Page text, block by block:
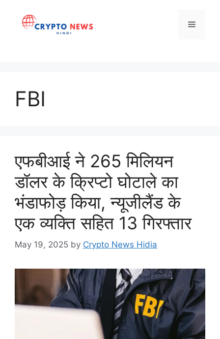
content
Menu
FBI
एफबीआई ने 265 मिलियन
डॉलर के क्रिप्टो घोटाले का
भंडाफोड़ किया, न्यूजीलैंड के
एक व्यक्ति सहित 13 गिरफ्तार
May 19, 2025 by Crypto News Hidia